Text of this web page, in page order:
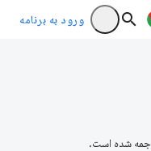
ورود به برنامه
شده است.